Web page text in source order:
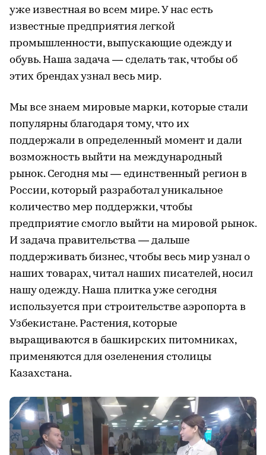
уже известная во всем мире. У нас есть
известные предприятия легкой
промышленности, выпускающие одежду и
обувь. Наша задача — сделать так, чтобы об
этих брендах узнал весь мир.
Мы все знаем мировые марки, которые стали
популярны благодаря тому, что их
поддержали в определенный момент и дали
возможность выйти на международный
рынок. Сегодня мы — единственный регион в
России, который разработал уникальное
количество мер поддержки, чтобы
предприятие смогло выйти на мировой рынок.
И задача правительства — дальше
поддерживать бизнес, чтобы весь мир узнал о
наших товарах, читал наших писателей, носил
нашу одежду. Наша плитка уже сегодня
используется при строительстве аэропорта в
Узбекистане. Растения, которые
выращиваются в башкирских питомниках,
применяются для озеленения столицы
Казахстана.